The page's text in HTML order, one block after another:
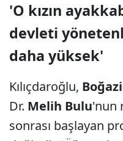
'O kızın
devleti
daha yüksek'
Kılıçdaroğlu,
Dr. Melih Bulu'nun
sonrası başlayan